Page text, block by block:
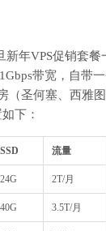
新年VPS促销套
带宽，自带
（圣何塞、西雅
下：
SSD 流量
24G 2T/月
40G 3.5T/月